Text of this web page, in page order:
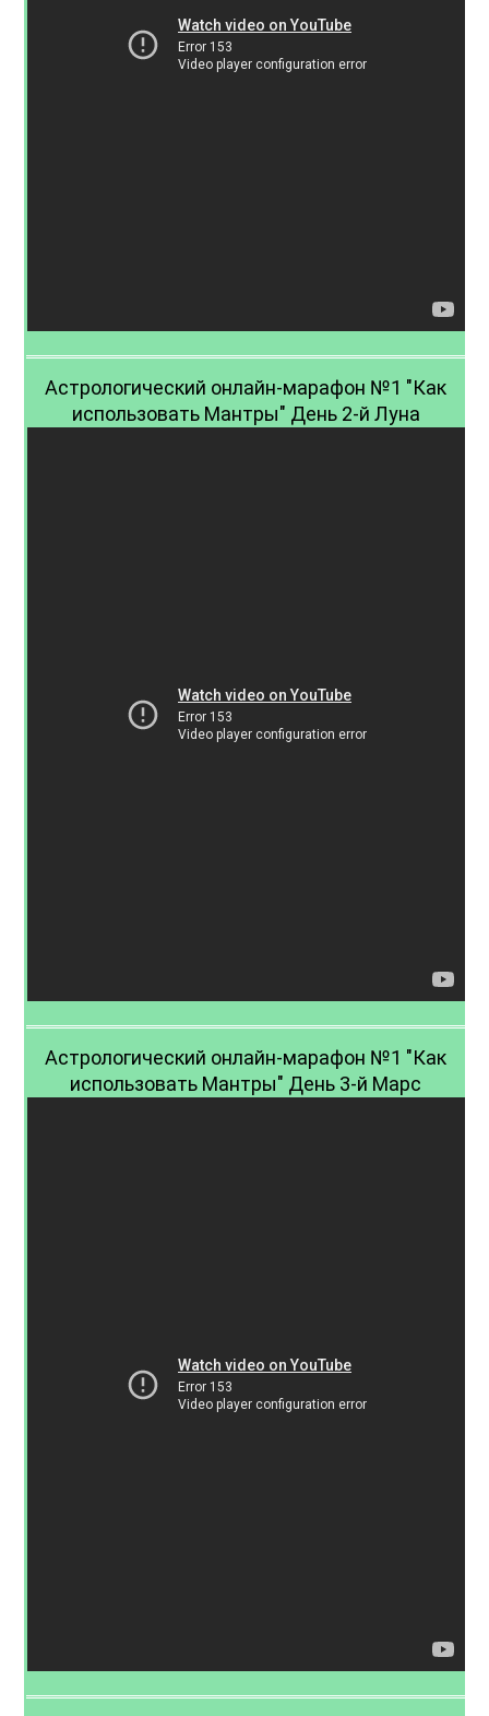
Астрологический онлайн-марафон №1 "Как
использовать Мантры" День 2-й Луна
Астрологический онлайн-марафон №1 "Как
использовать Мантры" День 3-й Марс